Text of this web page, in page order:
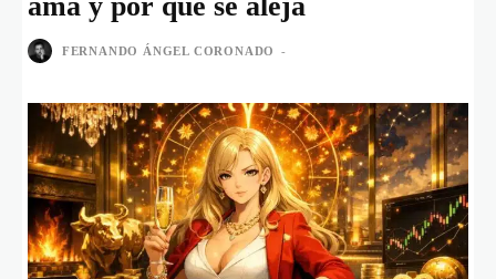
FERNANDO ÁNGEL CORONADO -